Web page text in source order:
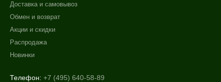
Доставка и самовывоз
Обмен и возврат
Акции и скидки
Распродажа
Новинки
Телефон: +7 (495) 640-58-89